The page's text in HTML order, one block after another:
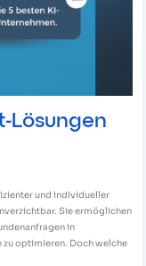
Lösungen
und individueller
Sie ermöglichen
in
zu optimieren. Doch welche